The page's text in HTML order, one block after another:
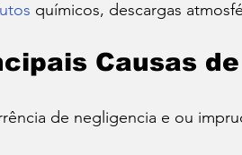
químicos, descargas
Causas
de negligencia e ou